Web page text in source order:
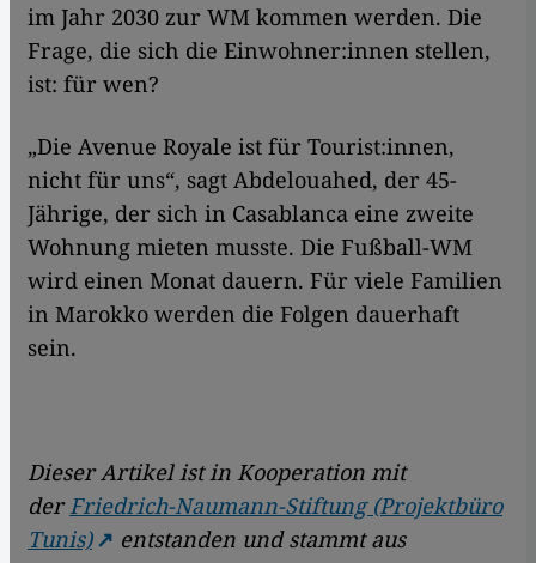
im Jahr 2030 zur WM kommen werden. Die
Frage, die sich die Einwohner:innen stellen,
ist: für wen?
„Die Avenue Royale ist für Tourist:innen,
nicht für uns“, sagt Abdelouahed, der 45-
Jährige, der sich in Casablanca eine zweite
Wohnung mieten musste. Die Fußball-WM
wird einen Monat dauern. Für viele Familien
in Marokko werden die Folgen dauerhaft
sein.
Dieser Artikel ist in Kooperation mit
derFriedrich-Naumann-Stiftung (Projektbüro
Tunis)
entstanden und stammt aus